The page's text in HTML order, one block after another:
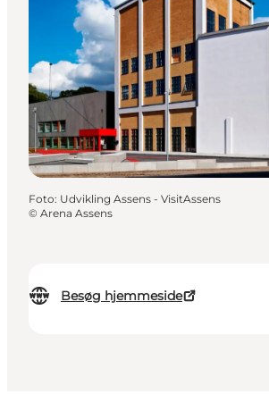
Besøg hjemmeside
Foto: Udvikling Assens - VisitAssens
© Arena Assens